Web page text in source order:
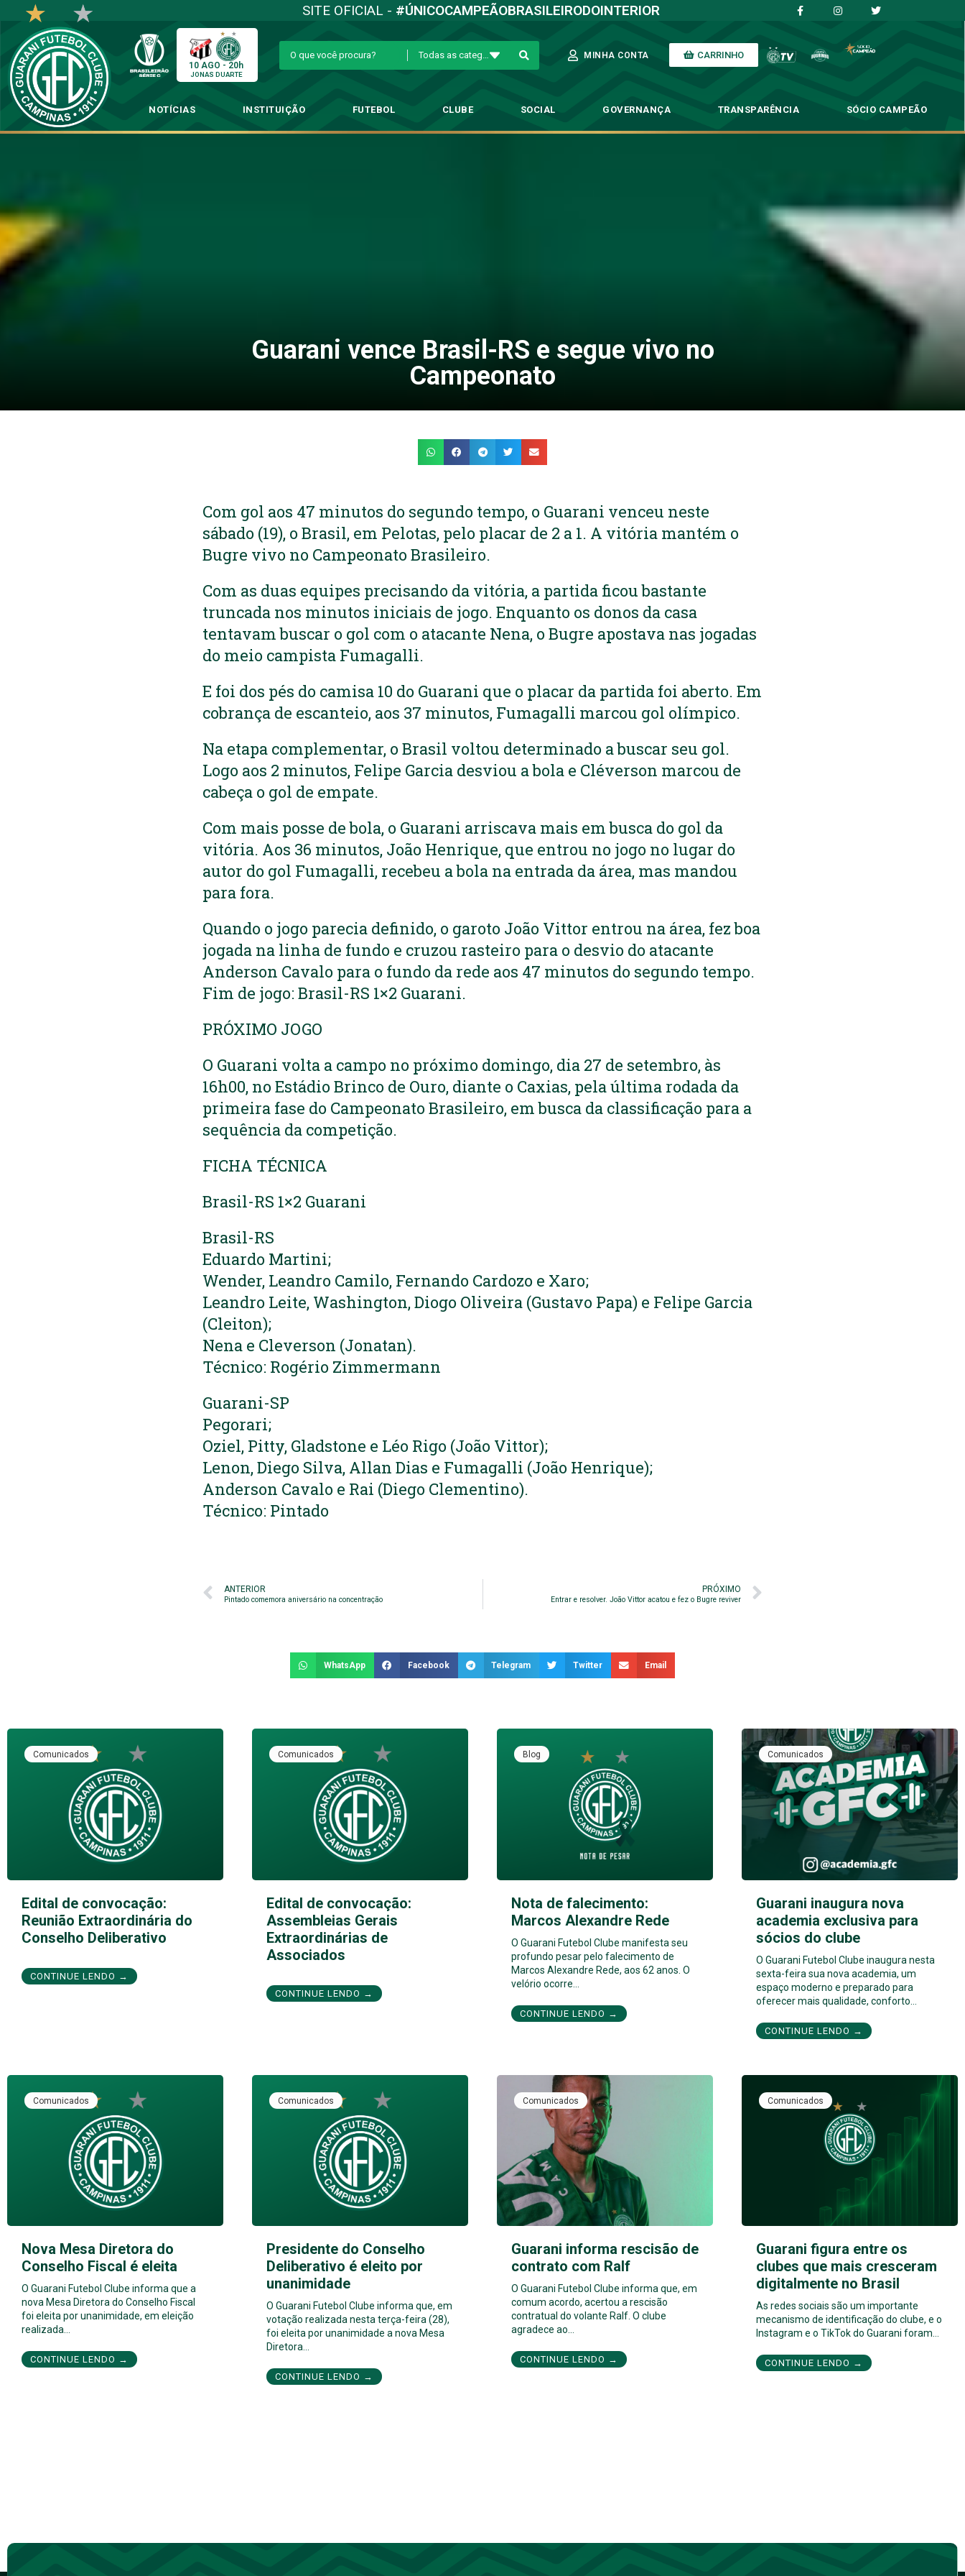
SITE OFICIAL - #ÚNICOCAMPEÃOBRASILEIRODOINTERIOR
10 AGO - 20h
JONAS DUARTE
MINHA CONTA CARRINHO
NOTÍCIAS INSTITUIÇÃO FUTEBOL CLUBE SOCIAL GOVERNANÇA TRANSPARÊNCIA SÓCIO CAMPEÃO
Guarani vence Brasil-RS e segue vivo no
Campeonato
Com gol aos 47 minutos do segundo tempo, o Guarani venceu neste
sábado (19), o Brasil, em Pelotas, pelo placar de 2 a 1. A vitória mantém o
Bugre vivo no Campeonato Brasileiro.
Com as duas equipes precisando da vitória, a partida ficou bastante
truncada nos minutos iniciais de jogo. Enquanto os donos da casa
tentavam buscar o gol com o atacante Nena, o Bugre apostava nas jogadas
do meio campista Fumagalli.
E foi dos pés do camisa 10 do Guarani que o placar da partida foi aberto. Em
cobrança de escanteio, aos 37 minutos, Fumagalli marcou gol olímpico.
Na etapa complementar, o Brasil voltou determinado a buscar seu gol.
Logo aos 2 minutos, Felipe Garcia desviou a bola e Cléverson marcou de
cabeça o gol de empate.
Com mais posse de bola, o Guarani arriscava mais em busca do gol da
vitória. Aos 36 minutos, João Henrique, que entrou no jogo no lugar do
autor do gol Fumagalli, recebeu a bola na entrada da área, mas mandou
para fora.
Quando o jogo parecia definido, o garoto João Vittor entrou na área, fez boa
jogada na linha de fundo e cruzou rasteiro para o desvio do atacante
Anderson Cavalo para o fundo da rede aos 47 minutos do segundo tempo.
Fim de jogo: Brasil-RS 1×2 Guarani.
PRÓXIMO JOGO
O Guarani volta a campo no próximo domingo, dia 27 de setembro, às
16h00, no Estádio Brinco de Ouro, diante o Caxias, pela última rodada da
primeira fase do Campeonato Brasileiro, em busca da classificação para a
sequência da competição.
FICHA TÉCNICA
Brasil-RS 1×2 Guarani
Brasil-RS
Eduardo Martini;
Wender, Leandro Camilo, Fernando Cardozo e Xaro;
Leandro Leite, Washington, Diogo Oliveira (Gustavo Papa) e Felipe Garcia
(Cleiton);
Nena e Cleverson (Jonatan).
Técnico: Rogério Zimmermann
Guarani-SP
Pegorari;
Oziel, Pitty, Gladstone e Léo Rigo (João Vittor);
Lenon, Diego Silva, Allan Dias e Fumagalli (João Henrique);
Anderson Cavalo e Rai (Diego Clementino).
Técnico: Pintado
ANTERIOR
Pintado comemora aniversário na concentração
PRÓXIMO
Entrar e resolver. João Vittor acatou e fez o Bugre reviver
WhatsApp Facebook Telegram Twitter Email
Comunicados
Edital de convocação:
Reunião Extraordinária do
Conselho Deliberativo
CONTINUE LENDO →
Comunicados
Edital de convocação:
Assembleias Gerais
Extraordinárias de
Associados
CONTINUE LENDO →
Blog
Nota de falecimento:
Marcos Alexandre Rede
O Guarani Futebol Clube manifesta seu
profundo pesar pelo falecimento de
Marcos Alexandre Rede, aos 62 anos. O
velório ocorre…
CONTINUE LENDO →
Comunicados
Guarani inaugura nova
academia exclusiva para
sócios do clube
O Guarani Futebol Clube inaugura nesta
sexta-feira sua nova academia, um
espaço moderno e preparado para
oferecer mais qualidade, conforto…
CONTINUE LENDO →
Comunicados
Nova Mesa Diretora do
Conselho Fiscal é eleita
O Guarani Futebol Clube informa que a
nova Mesa Diretora do Conselho Fiscal
foi eleita por unanimidade, em eleição
realizada…
CONTINUE LENDO →
Comunicados
Presidente do Conselho
Deliberativo é eleito por
unanimidade
O Guarani Futebol Clube informa que, em
votação realizada nesta terça-feira (28),
foi eleita por unanimidade a nova Mesa
Diretora…
CONTINUE LENDO →
Comunicados
Guarani informa rescisão de
contrato com Ralf
O Guarani Futebol Clube informa que, em
comum acordo, acertou a rescisão
contratual do volante Ralf. O clube
agradece ao…
CONTINUE LENDO →
Comunicados
Guarani figura entre os
clubes que mais cresceram
digitalmente no Brasil
As redes sociais são um importante
mecanismo de identificação do clube, e o
Instagram e o TikTok do Guarani foram…
CONTINUE LENDO →